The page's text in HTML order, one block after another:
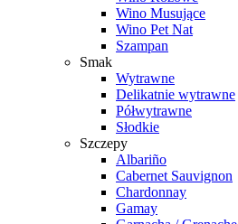
Wino Musujące
Wino Pet Nat
Szampan
Smak
Wytrawne
Delikatnie wytrawne
Półwytrawne
Słodkie
Szczepy
Albariño
Cabernet Sauvignon
Chardonnay
Gamay